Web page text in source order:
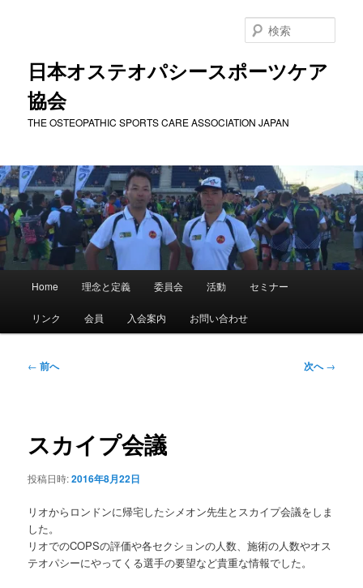
移
動
日本オステオパシースポーツケア
協会
THE OSTEOPATHIC SPORTS CARE ASSOCIATION JAPAN
索
メ
Home 理念と定義 委員会 活動 セミナー
リンク 会員 入会案内 お問い合わせ
投
ー
ョ
← 前へ 次へ→
スカイプ会議
投稿日時:2016年8月22日
リオからロンドンに帰宅したシメオン先生とスカイプ会議をしま
した。
リオでのCOPSの評価や各セクションの人数、施術の人数やオス
テオパシーにやってくる選手の要望など貴重な情報でした。